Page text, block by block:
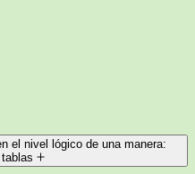
el nivel lógico de una manera: